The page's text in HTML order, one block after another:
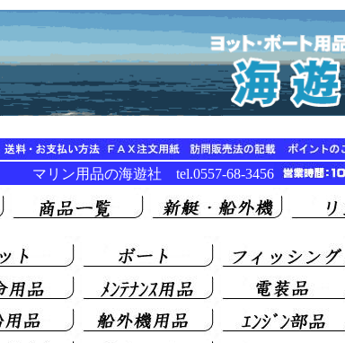
マリン用品の海遊社 tel.0557-68-3456